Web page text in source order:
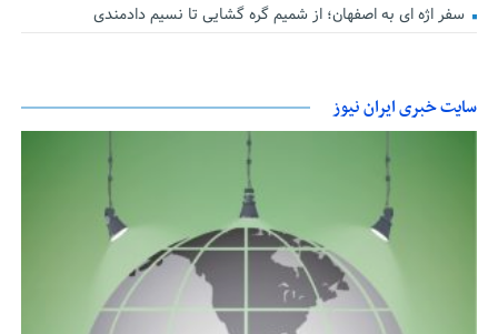
سفر اژه ای به اصفهان؛ از شمیم گره گشایی تا نسیم دادمندی
سایت خبری ایران نیوز